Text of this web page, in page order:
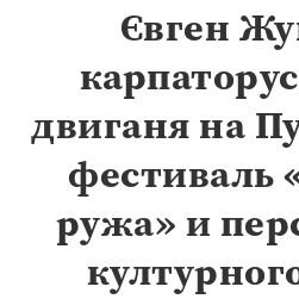
Євген
двиганя на
фестиваль
ружа» и